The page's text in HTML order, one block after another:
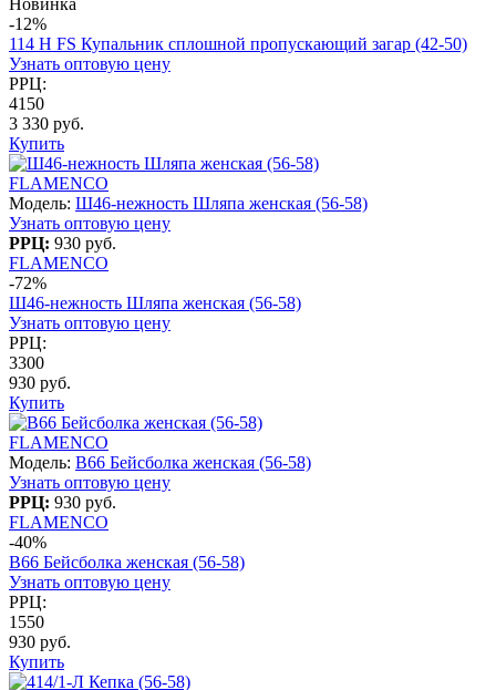
-12%
114 H FS Купальник сплошной пропускающий загар (42-50)
Узнать оптовую цену
РРЦ:
4150
3 330 руб.
Купить
FLAMENCO
Модель: Ш46-нежность Шляпа женская (56-58)
Узнать оптовую цену
РРЦ: 930 руб.
FLAMENCO
-72%
Ш46-нежность Шляпа женская (56-58)
Узнать оптовую цену
РРЦ:
3300
930 руб.
Купить
FLAMENCO
Модель: B66 Бейсболка женская (56-58)
Узнать оптовую цену
РРЦ: 930 руб.
FLAMENCO
-40%
B66 Бейсболка женская (56-58)
Узнать оптовую цену
РРЦ:
1550
930 руб.
Купить